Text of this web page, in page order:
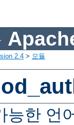
2.4 > 모듈
능한 언